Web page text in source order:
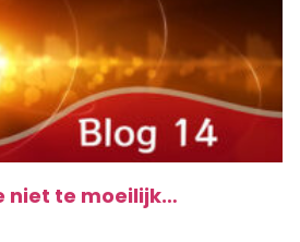
niet te moeilijk…